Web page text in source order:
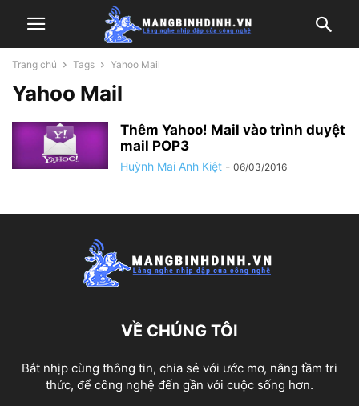
Trang chủ Tags Yahoo Mail
Yahoo Mail
Thêm Yahoo! Mail vào trình duyệt
mail POP3
Huỳnh Mai Anh Kiệt - 06/03/2016
VỀ CHÚNG TÔI
Bắt nhịp cùng thông tin, chia sẻ với ước mơ, nâng tầm tri
thức, để công nghệ đến gần với cuộc sống hơn.